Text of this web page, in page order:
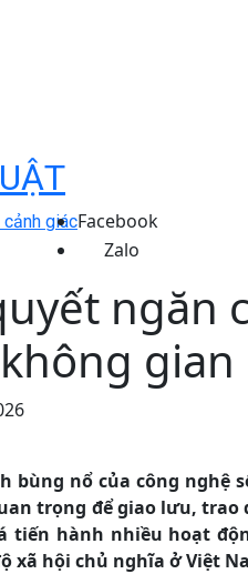
cảnh giácFacebook
Zalo
ngăn
bùng nổ của công
trọng để giao lưu, trao
tiến hành nhiều hoạt
xã hội chủ nghĩa ở Việt